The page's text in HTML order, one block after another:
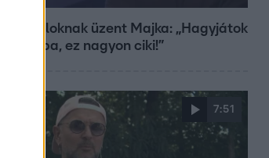
A fiataloknak üzent Majka: „Hagyjátok
ezt abba, ez nagyon ciki!”
7:51